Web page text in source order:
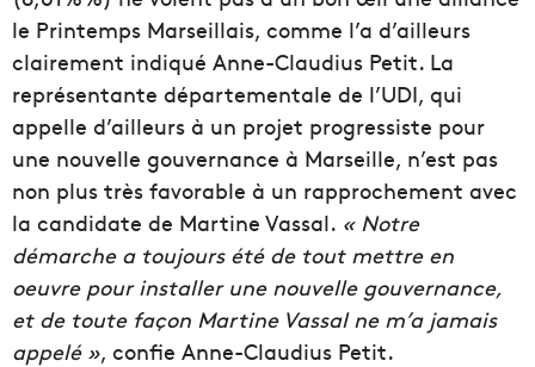
le Printemps Marseillais, comme l’a d’ailleurs
clairement indiqué Anne-Claudius Petit. La
représentante départementale de l’UDI, qui
appelle d’ailleurs à un projet progressiste pour
une nouvelle gouvernance à Marseille, n’est pas
non plus très favorable à un rapprochement avec
la candidate de Martine Vassal. « Notre
démarche a toujours été de tout mettre en
oeuvre pour installer une nouvelle gouvernance,
et de toute façon Martine Vassal ne m’a jamais
appelé », confie Anne-Claudius Petit.